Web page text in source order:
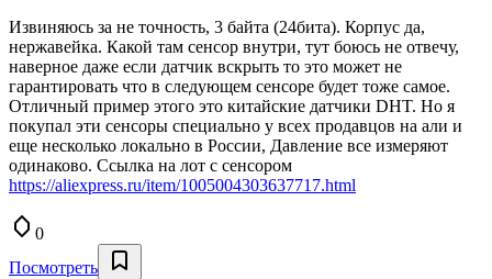
Извиняюсь за не точность, 3 байта (24бита). Корпус да,
нержавейка. Какой там сенсор внутри, тут боюсь не отвечу,
наверное даже если датчик вскрыть то это может не
гарантировать что в следующем сенсоре будет тоже самое.
Отличный пример этого это китайские датчики DHT. Но я
покупал эти сенсоры специально у всех продавцов на али и
еще несколько локально в России, Давление все измеряют
одинаково. Ссылка на лот с сенсором
https://aliexpress.ru/item/1005004303637717.html
0
Посмотреть